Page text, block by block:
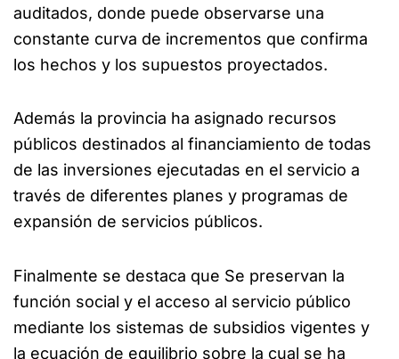
auditados, donde puede observarse una
constante curva de incrementos que confirma
los hechos y los supuestos proyectados.
Además la provincia ha asignado recursos
públicos destinados al financiamiento de todas
de las inversiones ejecutadas en el servicio a
través de diferentes planes y programas de
expansión de servicios públicos.
Finalmente se destaca que Se preservan la
función social y el acceso al servicio público
mediante los sistemas de subsidios vigentes y
la ecuación de equilibrio sobre la cual se ha